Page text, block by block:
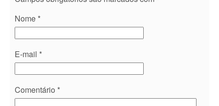
Nome *
E-mail *
Comentário *